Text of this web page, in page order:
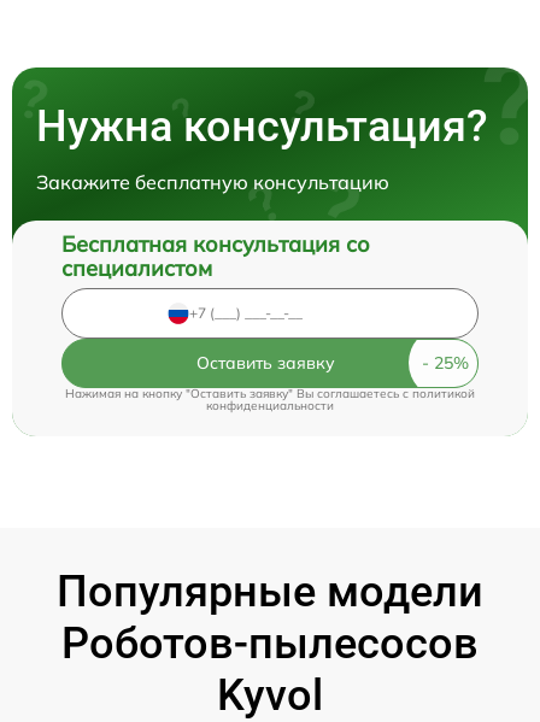
Нужна консультация?
Закажите бесплатную консультацию
Бесплатная консультация со
специалистом
Оставить заявку
Нажимая на кнопку "Оставить заявку" Вы соглашаетесь cполитикой
конфиденциальности
Популярные модели
Роботов-пылесосов
Kyvol